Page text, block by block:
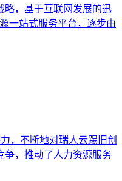
，基于互联网发展的迅
一站式服务平台，逐步由
不断地对瑞人云踢旧创
争，推动了人力资源服务